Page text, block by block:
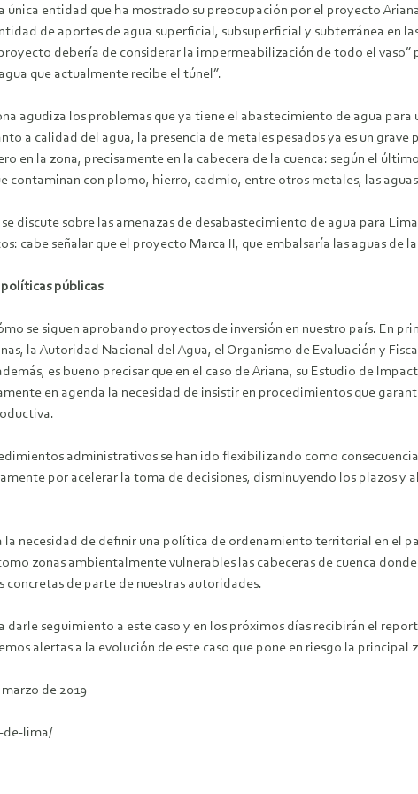
única entidad que ha mostrado su preocupación por el proyecto
de aportes de agua superficial, subsuperficial y subterránea en
debería de considerar la impermeabilización de todo el vaso”
que actualmente recibe el túnel”.
agudiza los problemas que ya tiene el abastecimiento de agua
a calidad del agua, la presencia de metales pesados ya es un
en la zona, precisamente en la cabecera de la cuenca: según el
contaminan con plomo, hierro, cadmio, entre otros metales, las
discute sobre las amenazas de desabastecimiento de agua para
cabe señalar que el proyecto Marca II, que embalsaría las aguas de
políticas públicas
se siguen aprobando proyectos de inversión en nuestro país. En
la Autoridad Nacional del Agua, el Organismo de Evaluación y
es bueno precisar que en el caso de Ariana, su Estudio de
en agenda la necesidad de insistir en procedimientos que
administrativos se han ido flexibilizando como
por acelerar la toma de decisiones, disminuyendo los plazos
la necesidad de definir una política de ordenamiento territorial en el
zonas ambientalmente vulnerables las cabeceras de cuenca
de parte de nuestras autoridades.
seguimiento a este caso y en los próximos días recibirán el
alertas a la evolución de este caso que pone en riesgo la
de 2019
de-lima/